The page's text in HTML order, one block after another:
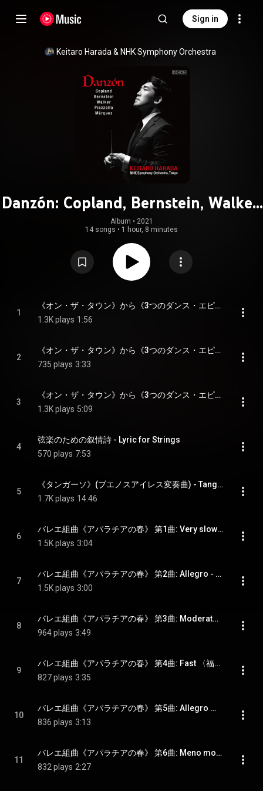
Sign in
Keitaro Harada & NHK Symphony Orchestra
Danzón: Copland, Bernstein, Walker,
Piazzolla & Márquez
Album • 2021
14 songs • 1 hour, 8 minutes
1
《オン・ザ・タウン》から《3つのダンス・エピソード》 I. The Great Lover Displays Himself - On the Town: Three Dance Episodes: I. The Great Lover Displays Himself
1.3K plays 1:56
2
《オン・ザ・タウン》から《3つのダンス・エピソード》 II. Lonely Town: Pas De Deux - On the Town: Three Dance Episodes: II. Lonely Town: Pas de deux
735 plays 3:33
3
《オン・ザ・タウン》から《3つのダンス・エピソード》 III. Times Square: 1944 - On the Town: Three Dance Episodes: III. Times Square: 1944
1.3K plays 5:09
4
弦楽のための叙情詩 - Lyric for Strings
570 plays 7:53
5
《タンガーソ》(ブエノスアイレス変奏曲) - Tangazo
1.7K plays 14:46
6
バレエ組曲《アパラチアの春》 第1曲: Very slowly - Appalachian Spring: I. Very Slowly
1.5K plays 3:04
7
バレエ組曲《アパラチアの春》 第2曲: Allegro - Appalachian Spring: II. Allegro
1.5K plays 3:00
8
バレエ組曲《アパラチアの春》 第3曲: Moderato 〈新郎新婦〉 - Appalachian Spring: III. Moderato: The Bride and Her Intended
964 plays 3:49
9
バレエ組曲《アパラチアの春》 第4曲: Fast 〈福音伝道師とその信徒たち〉 - Appalachian Spring: IV. Fast: The Revivalist and His Flock
827 plays 3:35
10
バレエ組曲《アパラチアの春》 第5曲: Allegro 〈花嫁のソロ・ダンス〉 - Appalachian Spring: V. Allegro: Solo Dance of the Bride
836 plays 3:13
11
バレエ組曲《アパラチアの春》 第6曲: Meno mosso - Appalachian Spring: VI. Meno mosso
832 plays 2:27